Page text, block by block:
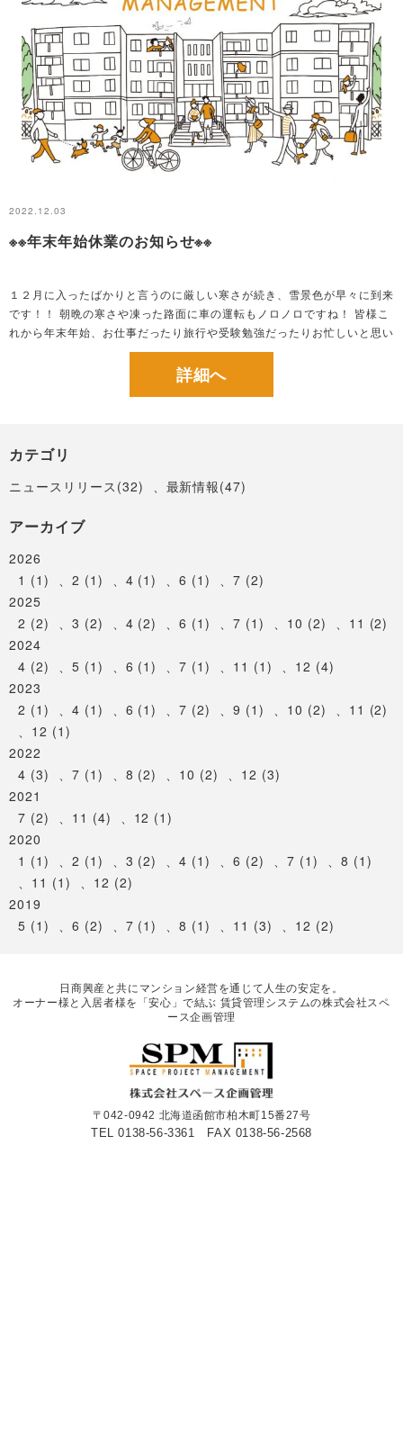
2022.12.03
※※年末年始休業のお知らせ※※
１２月に入ったばかりと言うのに厳しい寒さが続き、雪景色が早々に到来
です！！ 朝晩の寒さや凍った路面に車の運転もノロノロですね！ 皆様こ
れから年末年始、お仕事だったり旅行や受験勉強だったりお忙しいと思い
ますが お身体を大切に楽しくお過ごしください ☆☆ 年末年始休業の
詳細へ
カテゴリ
ニュースリリース(32) 最新情報(47)
アーカイブ
2026
1 (1)
2 (1) 4 (1) 、6 (1) 、7 (2)
2025
2 (2)
3 (2) 4 (2) 、6 (1) 、7 (1) 10 (2)
11 (2)
2024
4 (2)
5 (1) 6 (1) 、7 (1) 11 (1)
12 (4)
2023
2 (1)
4 (1) 6 (1) 、7 (2) 、9 (1) 10 (2)
11 (2)
12 (1)
2022
4 (3)
7 (1) 8 (2) 10 (2)
12 (3)
2021
7 (2)
11 (4)
12 (1)
2020
1 (1)
2 (1) 3 (2) 、4 (1) 、6 (2) 7 (1)
8 (1)
11 (1)
12 (2)
2019
5 (1)
6 (2) 7 (1) 、8 (1) 11 (3) 12 (2)
日商興産と共にマンション経営を通じて人生の安定を。
オーナー様と入居者様を「安心」で結ぶ 賃貸管理システムの株式会社スペ
ース企画管理
〒042-0942 北海道函館市柏木町15番27号
TEL 0138-56-3361 FAX 0138-56-2568